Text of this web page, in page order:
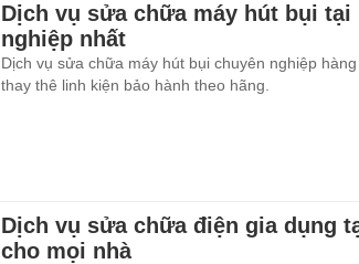
Dịch vụ sửa chữa máy hút bụi tại
nghiệp nhất
Dịch vụ sửa chữa máy hút bụi chuyên nghiệp
thay thê linh kiện bảo hành theo hãng.
Dịch vụ sửa chữa điện gia dụng
cho mọi nhà